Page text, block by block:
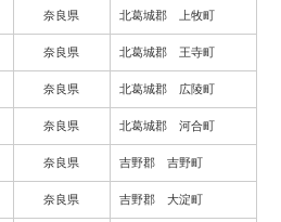
奈良県 北葛城郡 上牧町
奈良県 北葛城郡 王寺町
奈良県 北葛城郡 広陵町
奈良県 北葛城郡 河合町
奈良県 吉野郡 吉野町
奈良県 吉野郡 大淀町